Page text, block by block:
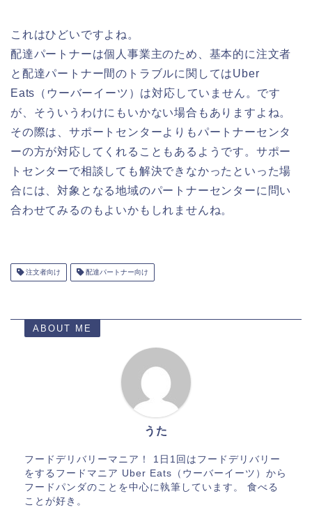
これはひどいですよね。
配達パートナーは個人事業主のため、基本的に注文者
と配達パートナー間のトラブルに関してはUber
Eats（ウーバーイーツ）は対応していません。です
が、そういうわけにもいかない場合もありますよね。
その際は、サポートセンターよりもパートナーセンタ
ーの方が対応してくれることもあるようです。サポー
トセンターで相談しても解決できなかったといった場
合には、対象となる地域のパートナーセンターに問い
合わせてみるのもよいかもしれませんね。
注文者向け 配達パートナー向け
ABOUT ME
うた
フードデリバリーマニア！ 1日1回はフードデリバリー
をするフードマニア Uber Eats（ウーバーイーツ）から
フードパンダのことを中心に執筆しています。 食べる
ことが好き。